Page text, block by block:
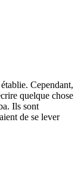
Cependant,
quelque chose
Ils sont
de se lever